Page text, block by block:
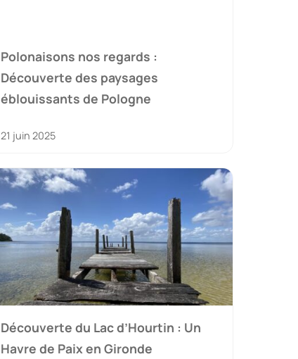
Polonaisons nos regards :
Découverte des paysages
éblouissants de Pologne
21 juin 2025
Découverte du Lac d’Hourtin : Un
Havre de Paix en Gironde